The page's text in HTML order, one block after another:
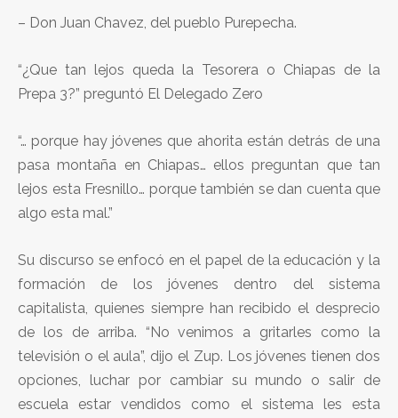
– Don Juan Chavez, del pueblo Purepecha.
“¿Que tan lejos queda la Tesorera o Chiapas de la
Prepa 3?” preguntó El Delegado Zero
“… porque hay jóvenes que ahorita están detrás de una
pasa montaña en Chiapas… ellos preguntan que tan
lejos esta Fresnillo… porque también se dan cuenta que
algo esta mal.”
Su discurso se enfocó en el papel de la educación y la
formación de los jóvenes dentro del sistema
capitalista, quienes siempre han recibido el desprecio
de los de arriba. “No venimos a gritarles como la
televisión o el aula”, dijo el Zup. Los jóvenes tienen dos
opciones, luchar por cambiar su mundo o salir de
escuela estar vendidos como el sistema les esta